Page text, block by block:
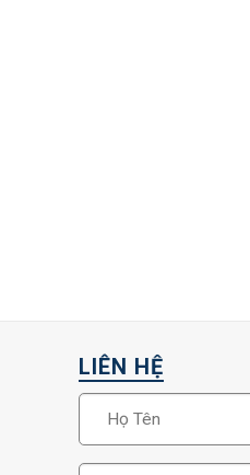
LIÊN HỆ